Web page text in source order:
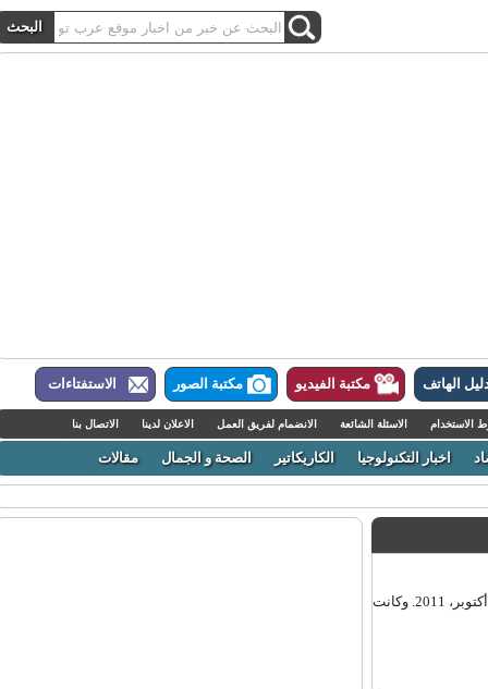
الهاتف مكتبة الفيديو مكتبة الصور الاستفتاءات
الاسئلة الشائعة الانضمام لفريق العمل الاعلان لدينا الاتصال بنا
اخبار التكنولوجيا الكاريكاتير الصحة و الجمال مقالات
وصلت نجمة تلفزيون الواقع كيم كارداشيان إلى دبي صباح اليوم الأربعاء، 12 أكتوبر، 2011. وكانت